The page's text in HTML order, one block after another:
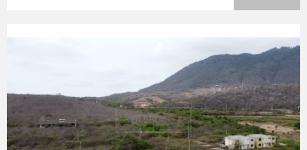
VER DETALLES